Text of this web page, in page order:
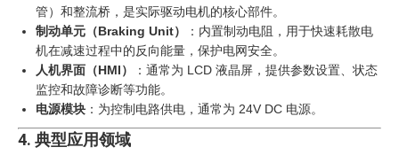
管）和整流桥，是实际驱动电机的核心部件。
制动单元（Braking Unit）
‍：内置制动电阻，用于快速耗散电
机在减速过程中的反向能量，保护电网安全。
人机界面（HMI）
‍：通常为 LCD 液晶屏，提供参数设置、状态
监控和故障诊断等功能。
电源模块 ：为控制电路供电，通常为 24V DC 电源。
4. 典型应用领域